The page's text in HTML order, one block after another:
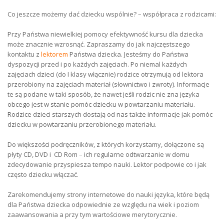
Co jeszcze możemy dać dziecku wspólnie? – współpraca z rodzicami:
Przy Państwa niewielkiej pomocy efektywność kursu dla dziecka
może znacznie wzrosnąć. Zapraszamy do jak najczęstszego
kontaktu zlektorem Państwa dziecka. Jesteśmy do Państwa
dyspozycji przed i po każdych zajęciach. Po niemal każdych
zajęciach dzieci (do I klasy włącznie) rodzice otrzymują od lektora
przerobiony na zajęciach materiał (słownictwo i zwroty). Informacje
te są podane w taki sposób, że nawet jeśli rodzic nie zna języka
obcego jest w stanie pomóc dziecku w powtarzaniu materiału.
Rodzice dzieci starszych dostają od nas także informacje jak pomóc
dziecku w powtarzaniu przerobionego materiału.
Do większości podręczników, z których korzystamy, dołączone są
płyty CD, DVD i CD Rom – ich regularne odtwarzanie w domu
zdecydowanie przyspiesza tempo nauki. Lektor podpowie co i jak
często dziecku włączać.
Zarekomendujemy strony internetowe do nauki języka, które będą
dla Państwa dziecka odpowiednie ze względu na wiek i poziom
zaawansowania a przy tym wartościowe merytorycznie.